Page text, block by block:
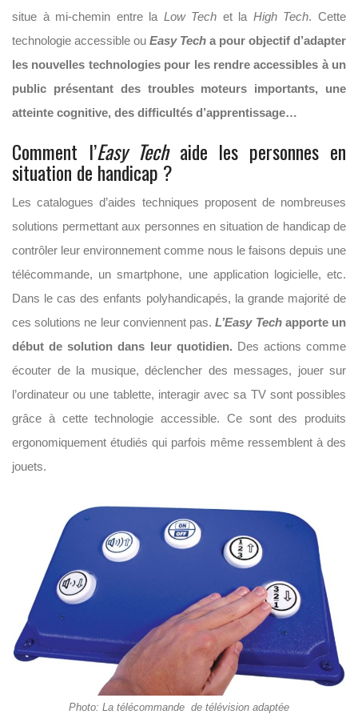
situe à mi-chemin entre la Low Tech et la High Tech. Cette
technologie accessible ou Easy Tech a pour objectif d’adapter
les nouvelles technologies pour les rendre accessibles à un
public présentant des troubles moteurs importants, une
atteinte cognitive, des difficultés d’apprentissage…
Comment l’Easy Techaide les personnes en
situation de handicap ?
Les catalogues d’aides techniques proposent de nombreuses
solutions permettant aux personnes en situation de handicap de
contrôler leur environnement comme nous le faisons depuis une
télécommande, un smartphone, une application logicielle, etc.
Dans le cas des enfants polyhandicapés, la grande majorité de
ces solutions ne leur conviennent pas.L’Easy Techapporte un
début de solution dans leur quotidien. Des actions comme
écouter de la musique, déclencher des messages, jouer sur
l’ordinateur ou une tablette, interagir avec sa TV sont possibles
grâce à cette technologie accessible. Ce sont des produits
ergonomiquement étudiés qui parfois même ressemblent à des
jouets.
Photo: La télécommande de télévision adaptée